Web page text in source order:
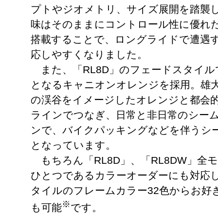
プトやジオメトリ、サイズ展開を踏襲
味はそのままにコントロール性に優れ
搭載することで、ロングライドで遭遇
応しやすくなりました。
また、「RL8D」のフェードスタイル
となるキャニオンオレンジを採用。雄
の渓谷をイメージしたオレンジと都会
ラインでつなぎ、日常と非日常のシー
ンで、バイクパッキングなどを伴うシ
となっています。
もちろん「RL8D」、「RL8DW」全
ひとつであるカラーオーダーにも対応
タイルのフレームカラー32色からお好
も可能※です。